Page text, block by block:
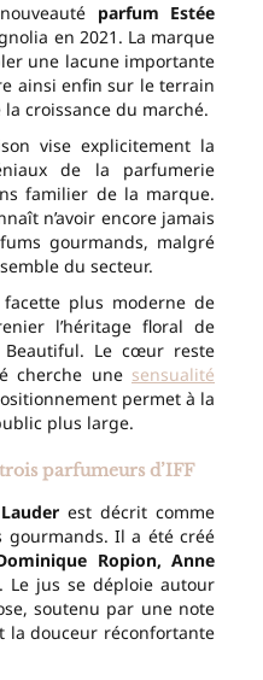
parfum Estée
en 2021. La marque
une lacune importante
ainsi enfin sur le terrain
croissance du marché.
vise explicitement la
de la parfumerie
familier de la marque.
n’avoir encore jamais
gourmands, malgré
du secteur.
plus moderne de
l’héritage floral de
Beautiful. Le cœur reste
cherche une sensualité
permet à la
plus large.
parfumeurs d’IFF
est décrit comme
gourmands. Il a été créé
Ropion, Anne
. Le jus se déploie autour
soutenu par une note
la douceur réconfortante